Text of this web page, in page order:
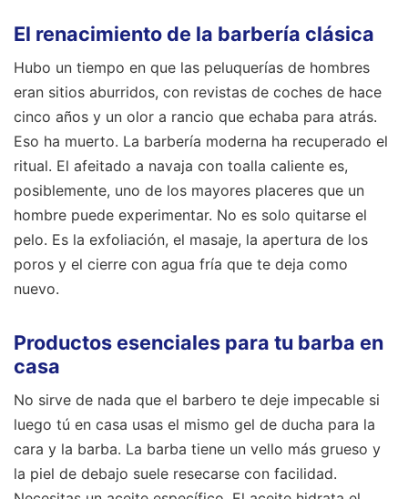
El renacimiento de la barbería clásica
Hubo un tiempo en que las peluquerías de hombres
eran sitios aburridos, con revistas de coches de hace
cinco años y un olor a rancio que echaba para atrás.
Eso ha muerto. La barbería moderna ha recuperado el
ritual. El afeitado a navaja con toalla caliente es,
posiblemente, uno de los mayores placeres que un
hombre puede experimentar. No es solo quitarse el
pelo. Es la exfoliación, el masaje, la apertura de los
poros y el cierre con agua fría que te deja como
nuevo.
Productos esenciales para tu barba en
casa
No sirve de nada que el barbero te deje impecable si
luego tú en casa usas el mismo gel de ducha para la
cara y la barba. La barba tiene un vello más grueso y
la piel de debajo suele resecarse con facilidad.